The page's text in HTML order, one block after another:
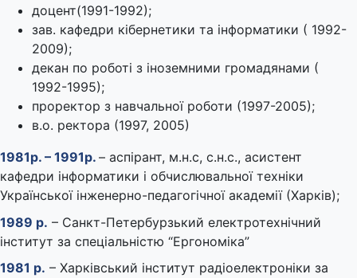
доцент(1991-1992);
зав. кафедри кібернетики та інформатики ( 1992-
2009);
декан по роботі з іноземними громадянами (
1992-1995);
проректор з навчальної роботи (1997-2005);
в.о. ректора (1997, 2005)
1981р. – 1991р. – аспірант, м.н.c, с.н.с., асистент
кафедри інформатики і обчислювальної техніки
Української інженерно-педагогічної академії (Харків);
1989 р. – Санкт-Петербурзький електротехнічний
інститут за спеціальністю “Ергономіка”
1981 р. – Харківський інститут радіоелектроніки за